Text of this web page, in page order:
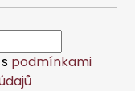
podmínkami